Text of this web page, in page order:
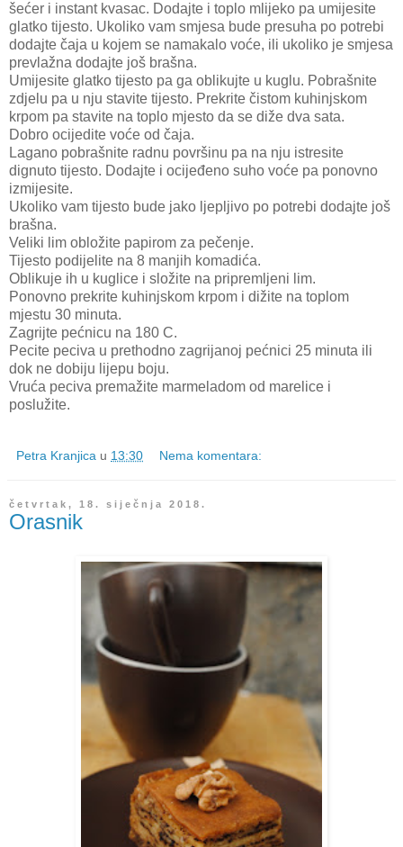
šećer i instant kvasac. Dodajte i toplo mlijeko pa umijesite
glatko tijesto. Ukoliko vam smjesa bude presuha po potrebi
dodajte čaja u kojem se namakalo voće, ili ukoliko je smjesa
prevlažna dodajte još brašna.
Umijesite glatko tijesto pa ga oblikujte u kuglu. Pobrašnite
zdjelu pa u nju stavite tijesto. Prekrite čistom kuhinjskom
krpom pa stavite na toplo mjesto da se diže dva sata.
Dobro ocijedite voće od čaja.
Lagano pobrašnite radnu površinu pa na nju istresite
dignuto tijesto. Dodajte i ocijeđeno suho voće pa ponovno
izmijesite.
Ukoliko vam tijesto bude jako ljepljivo po potrebi dodajte još
brašna.
Veliki lim obložite papirom za pečenje.
Tijesto podijelite na 8 manjih komadića.
Oblikuje ih u kuglice i složite na pripremljeni lim.
Ponovno prekrite kuhinjskom krpom i dižite na toplom
mjestu 30 minuta.
Zagrijte pećnicu na 180 C.
Pecite peciva u prethodno zagrijanoj pećnici 25 minuta ili
dok ne dobiju lijepu boju.
Vruća peciva premažite marmeladom od marelice i
poslužite.
Petra Kranjica u 13:30 Nema komentara:
četvrtak, 18. siječnja 2018.
Orasnik